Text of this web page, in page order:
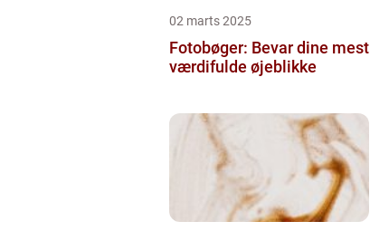
02 marts 2025
Fotobøger: Bevar dine mest
værdifulde øjeblikke